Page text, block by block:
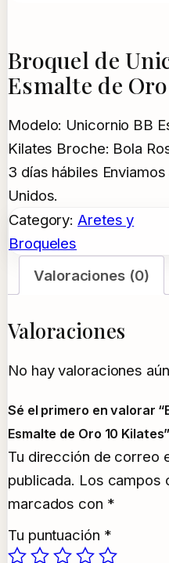
Broquel de
Esmalte de
Modelo: Unicornio BB
Kilates Broche: Bola
3 días hábiles
Unidos.
Category: Aretes y
Broqueles
Valoraciones (0)
Valoraciones
No hay valoraciones
Sé el primero en valorar
Esmalte de Oro 10 Kilates”
Tu dirección de correo
publicada. Los campos
marcados con *
Tu puntuación *